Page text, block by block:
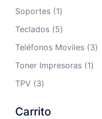
productos
Soportes 11
producto
Teclados 55
productos
Teléfonos Moviles 33
Toner Impresoras 11
TPV 33
Carrito